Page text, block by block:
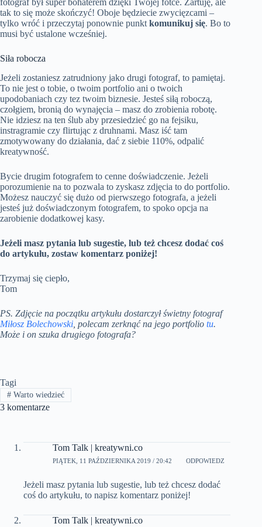
fotograf był super bohaterem dzięki Twojej fotce. Żartuję, ale
tak to się może skończyć! Oboje będziecie zwycięzcami –
tylko wróć i przeczytaj ponownie punkt komunikuj się. Bo to
musi być ustalone wcześniej.
Siła robocza
Jeżeli zostaniesz zatrudniony jako drugi fotograf, to pamiętaj.
To nie jest o tobie, o twoim portfolio ani o twoich
upodobaniach czy tez twoim biznesie. Jesteś siłą roboczą,
czołgiem, bronią do wynajęcia – masz do zrobienia robotę.
Nie idziesz na ten ślub aby przesiedzieć go na fejsiku,
instragramie czy flirtując z druhnami. Masz iść tam
zmotywowany do działania, dać z siebie 110%, odpalić
kreatywność.
Bycie drugim fotografem to cenne doświadczenie. Jeżeli
porozumienie na to pozwala to zyskasz zdjęcia to do portfolio.
Możesz nauczyć się dużo od pierwszego fotografa, a jeżeli
jesteś już doświadczonym fotografem, to spoko opcja na
zarobienie dodatkowej kasy.
Jeżeli masz pytania lub sugestie, lub też chcesz dodać coś
do artykułu, zostaw komentarz poniżej!
Trzymaj się ciepło,
Tom
PS. Zdjęcie na początku artykułu dostarczył świetny fotograf
Miłosz Bolechowski , polecam zerknąć na jego portfolio tu.
Może i on szuka drugiego fotografa?
Tagi
#Warto wiedzieć
3 komentarze
Tom Talk | kreatywni.co
PIĄTEK, 11 PAŹDZIERNIKA 2019 / 20:42 ODPOWIEDZ
Jeżeli masz pytania lub sugestie, lub też chcesz dodać
coś do artykułu, to napisz komentarz poniżej!
Tom Talk | kreatywni.co